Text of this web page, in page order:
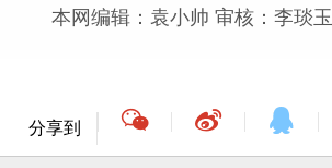
本网编辑：袁小帅 审核：李琰玉
分享到